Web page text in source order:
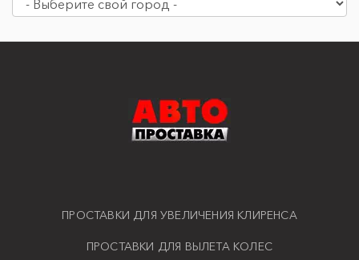
ПРОСТАВКИ ДЛЯ УВЕЛИЧЕНИЯ КЛИРЕНСА
ПРОСТАВКИ ДЛЯ ВЫЛЕТА КОЛЕС